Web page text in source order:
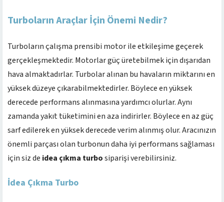
Turboların Araçlar İçin Önemi Nedir?
Turboların çalışma prensibi motor ile etkileşime geçerek
gerçekleşmektedir. Motorlar güç üretebilmek için dışarıdan
hava almaktadırlar. Turbolar alınan bu havaların miktarını en
yüksek düzeye çıkarabilmektedirler. Böylece en yüksek
derecede performans alınmasına yardımcı olurlar. Aynı
zamanda yakıt tüketimini en aza indirirler. Böylece en az güç
sarf edilerek en yüksek derecede verim alınmış olur. Aracınızın
önemli parçası olan turbonun daha iyi performans sağlaması
için siz de idea çıkma turbosiparişi verebilirsiniz.
İdea Çıkma Turbo